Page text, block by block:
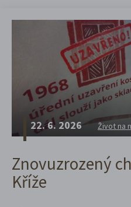
22. 6. 2026 Život na
Znovuzrozený
Kříže